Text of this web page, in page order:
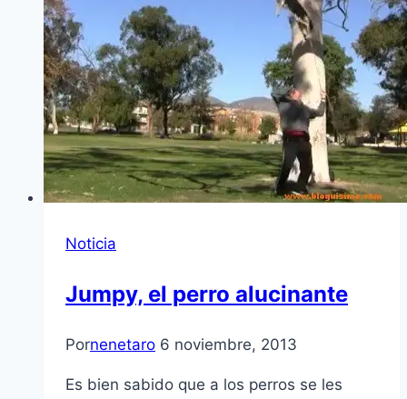
Noticia
Jumpy, el perro alucinante
Pornenetaro 6 noviembre, 2013
Es bien sabido que a los perros se les